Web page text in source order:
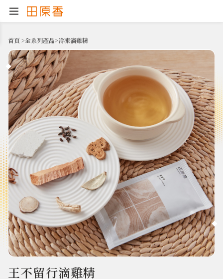
首頁>全系列產品>冷凍滴雞精
王不留行滴雞精